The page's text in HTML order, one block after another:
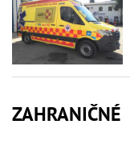
ZAHRANIČNÉ